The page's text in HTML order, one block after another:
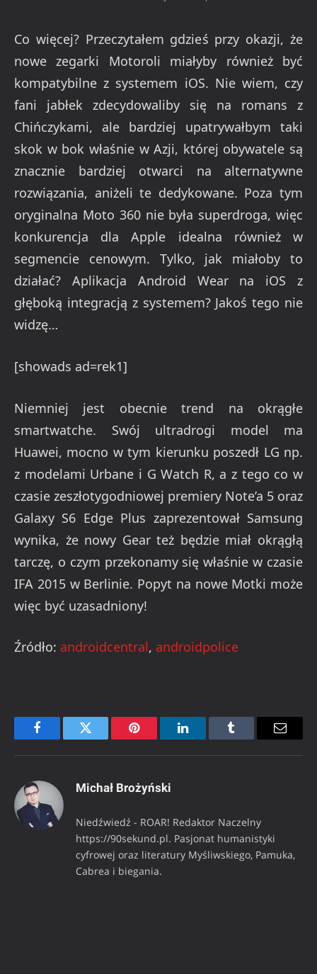
Co więcej? Przeczytałem gdzieś przy okazji, że
nowe zegarki Motoroli miałyby również być
kompatybilne z systemem iOS. Nie wiem, czy
fani jabłek zdecydowaliby się na romans z
Chińczykami, ale bardziej upatrywałbym taki
skok w bok właśnie w Azji, której obywatele są
znacznie bardziej otwarci na alternatywne
rozwiązania, aniżeli te dedykowane. Poza tym
oryginalna Moto 360 nie była superdroga, więc
konkurencja dla Apple idealna również w
segmencie cenowym. Tylko, jak miałoby to
działać? Aplikacja Android Wear na iOS z
głęboką integracją z systemem? Jakoś tego nie
widzę…
[showads ad=rek1]
Niemniej jest obecnie trend na okrągłe
smartwatche. Swój ultradrogi model ma
Huawei, mocno w tym kierunku poszedł LG np.
z modelami Urbane i G Watch R, a z tego co w
czasie zeszłotygodniowej premiery Note’a 5 oraz
Galaxy S6 Edge Plus zaprezentował Samsung
wynika, że nowy Gear też będzie miał okrągłą
tarczę, o czym przekonamy się właśnie w czasie
IFA 2015 w Berlinie. Popyt na nowe Motki może
więc być uzasadniony!
Źródło: androidcentral, androidpolice
FacebookTwitter Pinterest LinkedInTumblr Email
Michał Brożyński
Niedźwiedź - ROAR! Redaktor Naczelny
https://90sekund.pl. Pasjonat humanistyki
cyfrowej oraz literatury Myśliwskiego, Pamuka,
Cabrea i biegania.